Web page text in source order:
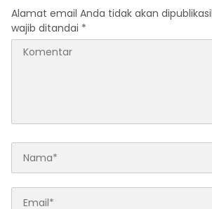
Alamat email Anda tidak akan
wajib ditandai *